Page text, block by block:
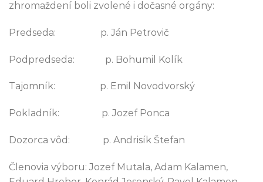
zhromaždení boli zvolené i dočasné orgány:
Predseda: p. Ján Petrovič
Podpredseda: p. Bohumil Kolík
Tajomník: p. Emil Novodvorský
Pokladník: p. Jozef Ponca
Dozorca vôd: p. Andrisík Štefan
Členovia výboru: Jozef Mutala, Adam Kalamen,